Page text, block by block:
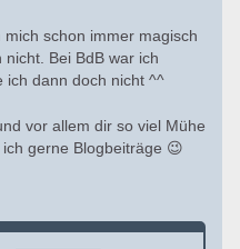
schon immer magisch
Bei BdB war ich
ich dann doch nicht ^^
vor allem dir so viel Mühe
gerne Blogbeiträge 😉